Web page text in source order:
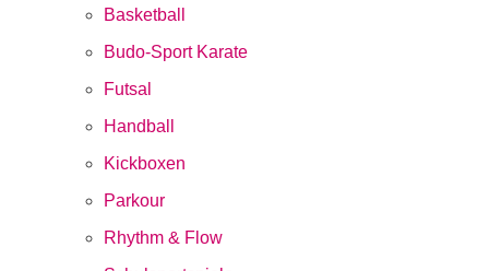
Basketball
Budo-Sport Karate
Futsal
Handball
Kickboxen
Parkour
Rhythm & Flow